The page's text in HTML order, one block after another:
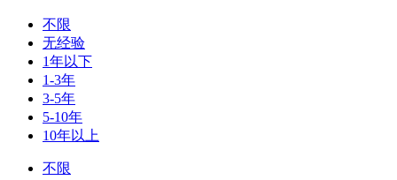
不限
无经验
1年以下
1-3年
3-5年
5-10年
10年以上
不限